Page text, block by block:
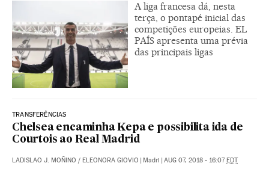
A liga francesa dá, nesta
terça, o pontapé inicial das
competições europeias. EL
PAÍS apresenta uma prévia
das principais ligas
TRANSFERÊNCIAS
Chelsea encaminha Kepa e possibilita ida de
Courtois ao Real Madrid
LADISLAO J. MOÑINO / ELEONORA GIOVIO Madri AUG 07, 2018 - 16:07 EDT